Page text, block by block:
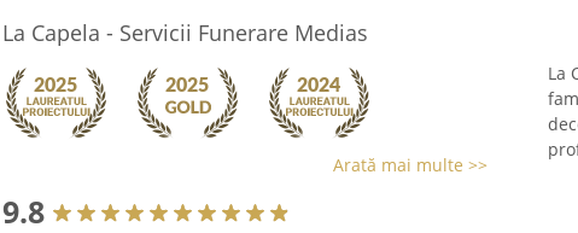
La Capela - Servicii Funerare Medias
Arată mai multe >>
9.8
La